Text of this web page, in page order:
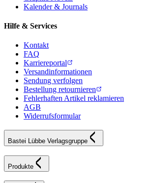
Kalender & Journals
Hilfe & Services
Kontakt
FAQ
Karriereportal
Versandinformationen
Sendung verfolgen
Bestellung retournieren
Fehlerhaften Artikel reklamieren
AGB
Widerrufsformular
Bastei Lübbe Verlagsgruppe
Produkte